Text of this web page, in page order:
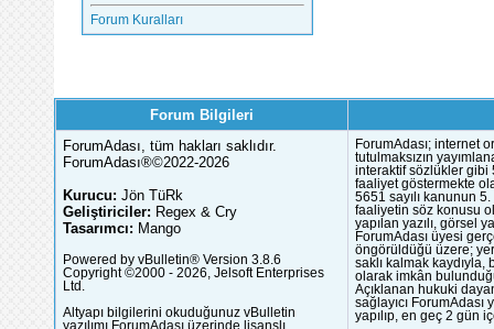
Forum Kuralları
Forum Bilgileri
ForumAdası, tüm hakları saklıdır.
ForumAdası®©2022-2026
Kurucu: Jön TüRk
Geliştiriciler: Regex & Cry
Tasarımcı: Mango
Powered by vBulletin® Version 3.8.6
Copyright ©2000 - 2026, Jelsoft Enterprises
Ltd.
Altyapı bilgilerini okuduğunuz vBulletin
yazılımı ForumAdası üzerinde lisanslı
ForumAdası; internet
tutulmaksızın
interaktif sözlükler gibi
faaliyet göstermekte
5651 sayılı kanunun
faaliyetin söz konusu
yapılan yazılı, görsel
ForumAdası üyesi
öngörüldüğü üzere;
saklı kalmak
olarak imkân
Açıklanan hukuki
sağlayıcı
yapılıp, en geç 2 gün